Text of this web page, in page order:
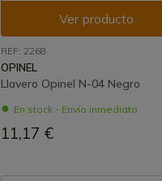
Ver producto
REF: 2268
OPINEL
Llavero Opinel N-04 Negro
En stock - Envío inmediato
11,17 €